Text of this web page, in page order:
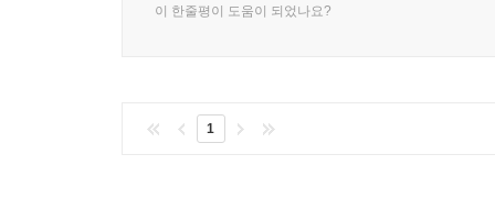
이 한줄평이 도움이 되었나요?
1